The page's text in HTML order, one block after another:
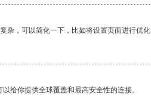
杂，可以简化一下，比如将设置页面进行优
给你提供全球覆盖和最高安全性的连接。